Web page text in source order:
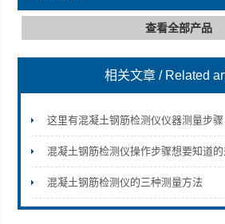
深圳市深博瑞仪器仪表有限公司
查看全部产品
相关文章 / Related
这里有混凝土钢筋检测仪仪器测量步
混凝土钢筋检测仪操作步骤想要知道
混凝土钢筋检测仪的三种测量方法